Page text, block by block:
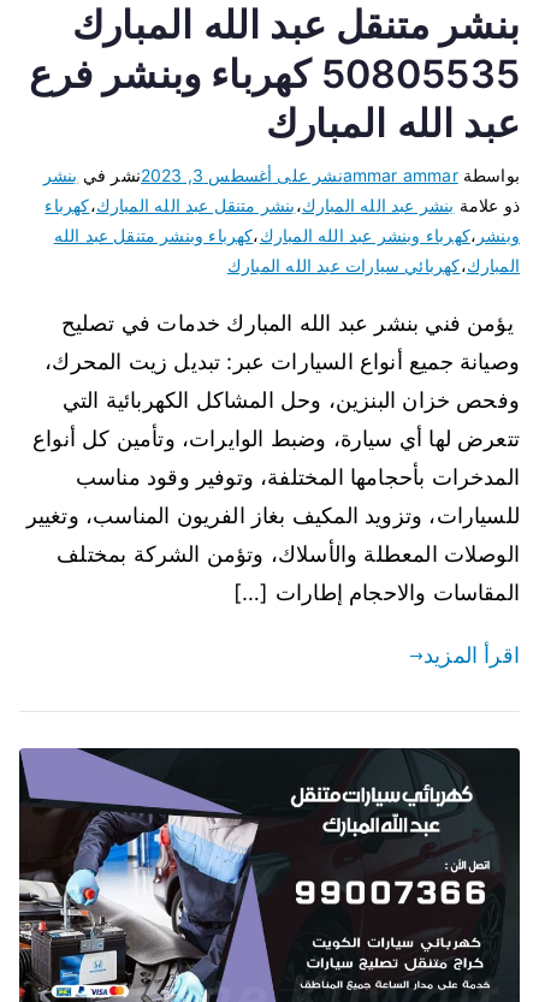
بنشر متنقل عبد الله المبارك
50805535 كهرباء وبنشر فرع
عبد الله المبارك
بواسطةammar ammarنشر على أغسطس 3, 2023 نشر في بنشر
ذو علامة بنشر عبد الله المبارك،بنشر متنقل عبد الله المبارك،كهرباء
وبنشر ،كهرباء وبنشر عبد الله المبارك،كهرباء وبنشر متنقل عبد الله
المبارك،كهربائي سيارات عبد الله المبارك
يؤمن فني بنشر عبد الله المبارك خدمات في تصليح
وصيانة جميع أنواع السيارات عبر: تبديل زيت المحرك،
وفحص خزان البنزين، وحل المشاكل الكهربائية التي
تتعرض لها أي سيارة، وضبط الوايرات، وتأمين كل أنواع
المدخرات بأحجامها المختلفة، وتوفير وقود مناسب
للسيارات، وتزويد المكيف بغاز الفريون المناسب، وتغيير
الوصلات المعطلة والأسلاك، وتؤمن الشركة بمختلف
المقاسات والاحجام إطارات […]
اقرأ المزيد